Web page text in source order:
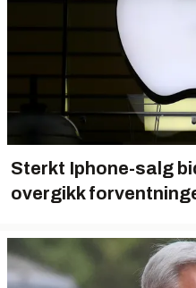
Sterkt Iphone-salg
overgikk